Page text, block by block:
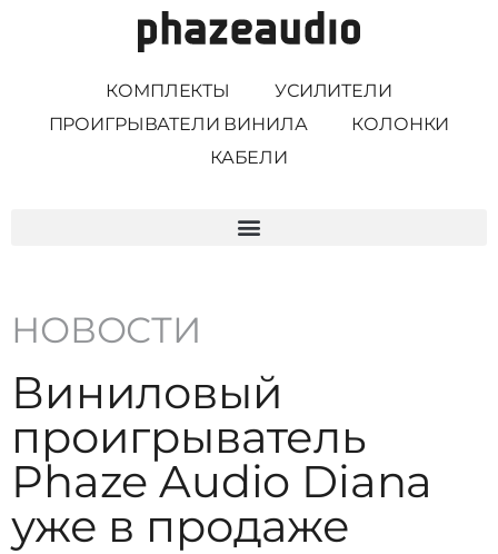
КОМПЛЕКТЫ
УСИЛИТЕЛИ
ПРОИГРЫВАТЕЛИ ВИНИЛА
КОЛОНКИ
КАБЕЛИ
НОВОСТИ
Виниловый
проигрыватель
Phaze Audio Diana
уже в продаже